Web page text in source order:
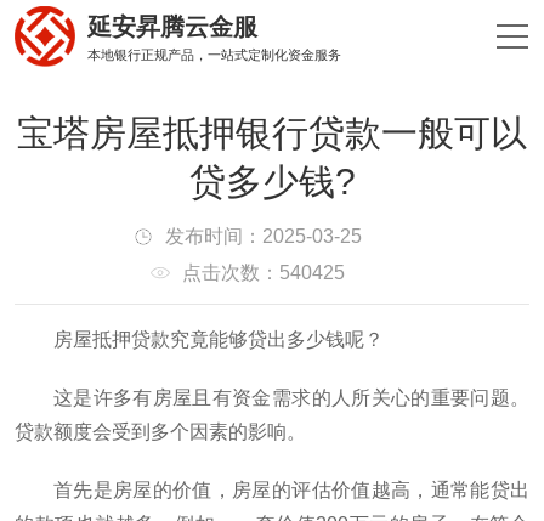
延安昇腾云金服
本地银行正规产品，一站式定制化资金服务
宝塔房屋抵押银行贷款一般可以
贷多少钱?
发布时间：2025-03-25
点击次数：540425
房屋抵押贷款究竟能够贷出多少钱呢？
这是许多有房屋且有资金需求的人所关心的重要问题。
贷款额度会受到多个因素的影响。
首先是房屋的价值，房屋的评估价值越高，通常能贷出